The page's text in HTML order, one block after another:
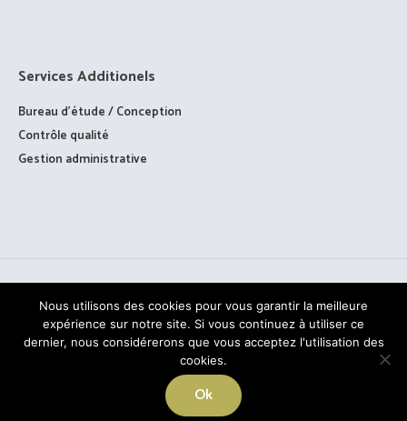
Services Additionels
Bureau d’étude / Conception
Contrôle qualité
Gestion administrative
TOUS DROITS RÉSERVÉS © PAAGE - 2020
Nous utilisons des cookies pour vous garantir la meilleure
expérience sur notre site. Si vous continuez à utiliser ce
dernier, nous considérerons que vous acceptez l'utilisation des
cookies.
Ok